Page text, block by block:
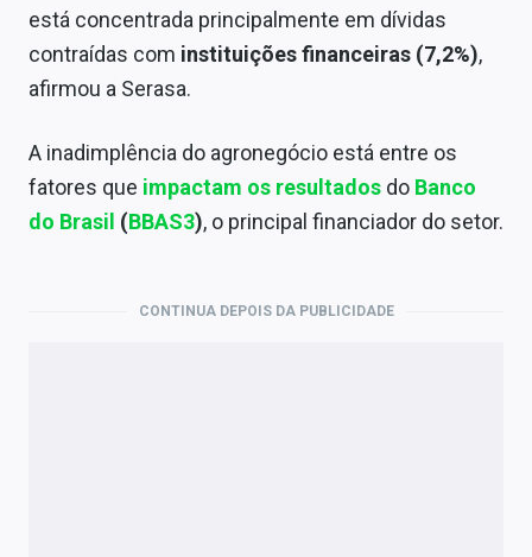
está concentrada principalmente em dívidas
contraídas com instituições financeiras (7,2%),
afirmou a Serasa.
A inadimplência do agronegócio está entre os
fatores que impactam os resultados do Banco
do Brasil (BBAS3), o principal financiador do setor.
CONTINUA DEPOIS DA PUBLICIDADE